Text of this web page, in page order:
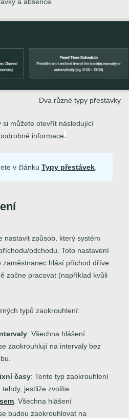
Dva různé typy přestávky
si můžete otevřít následující
informace.
v článku Typy přestávek
nastavit způsob, který systém
odchodu. Toto nastavení
zaměstnanec hlásí příchod dříve
začne pracovat (například kvůli
typů zaokrouhlení:
: Všechna hlášení
zaokrouhlují na intervaly bez
časy: Tento typ zaokrouhlení
jestliže zvolíte
. Všechna hlášení
budou zaokrouhlovat na